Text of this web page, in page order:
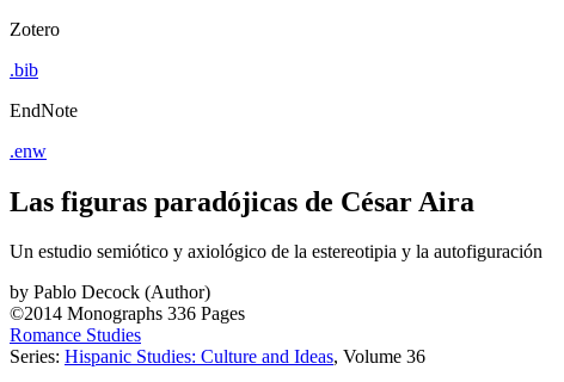
Zotero
.bib
EndNote
.enw
Las figuras paradójicas de César Aira
Un estudio semiótico y axiológico de la estereotipia y la autofiguración
by Pablo Decock (Author)
©2014 Monographs 336 Pages
Romance Studies
Series: Hispanic Studies: Culture and Ideas, Volume 36